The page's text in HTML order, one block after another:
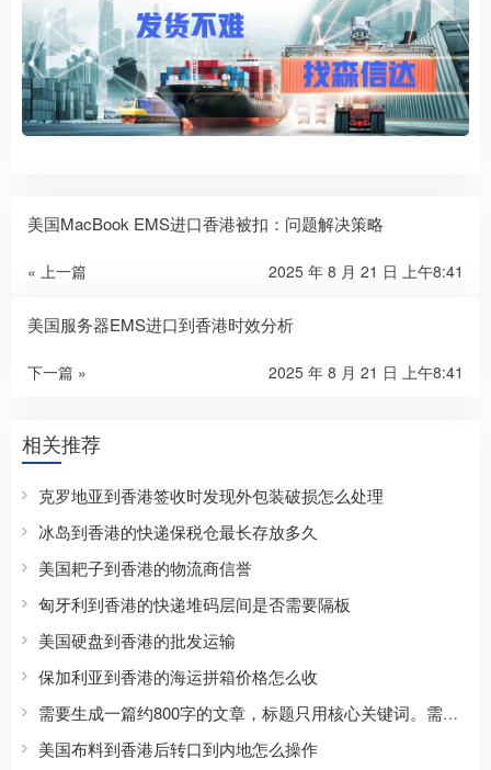
美国MacBook EMS进口香港被扣：问题解决策略
« 上一篇 2025 年 8 月 21 日 上午8:41
美国服务器EMS进口到香港时效分析
下一篇 » 2025 年 8 月 21 日 上午8:41
相关推荐
克罗地亚到香港签收时发现外包装破损怎么处理
冰岛到香港的快递保税仓最长存放多久
美国耙子到香港的物流商信誉
匈牙利到香港的快递堆码层间是否需要隔板
美国硬盘到香港的批发运输
保加利亚到香港的海运拼箱价格怎么收
需要生成一篇约800字的文章，标题只用核心关键词。需要包含正文，格式要求：标题，三个划线，正文，三个划线。正文需要覆盖SEO长尾方向，自然覆盖价格/流程等。开头段前100字出现核心关键词。使用##二级标题划分3-6个主体章节，每个##标题尽量包含核心词或变体。结尾段可用##总结。内容具体。
美国布料到香港后转口到内地怎么操作